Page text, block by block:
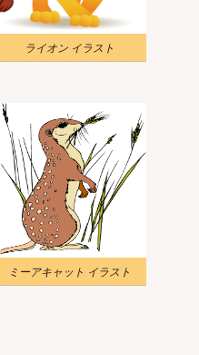
ライオン イラスト
ミーアキャット イラスト